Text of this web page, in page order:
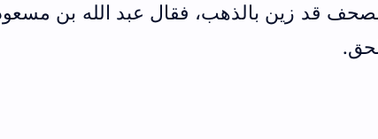
قد زين بالذهب، فقال عبد الله بن